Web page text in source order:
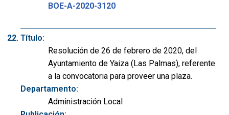
BOE-A-2020-3120
Título:
Resolución de 26 de febrero de 2020, del
Ayuntamiento de Yaiza (Las Palmas), referente
a la convocatoria para proveer una plaza.
Departamento:
Administración Local